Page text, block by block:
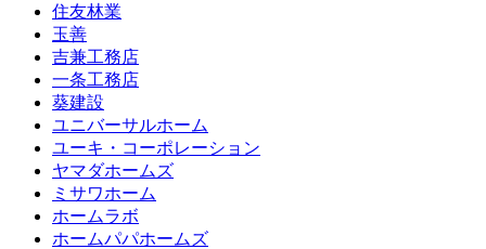
住友林業
玉善
吉兼工務店
一条工務店
葵建設
ユニバーサルホーム
ユーキ・コーポレーション
ヤマダホームズ
ミサワホーム
ホームラボ
ホームパパホームズ